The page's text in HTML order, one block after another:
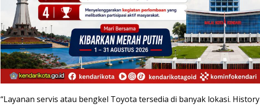
“Layanan servis atau bengkel Toyota tersedia di banyak lokasi. History